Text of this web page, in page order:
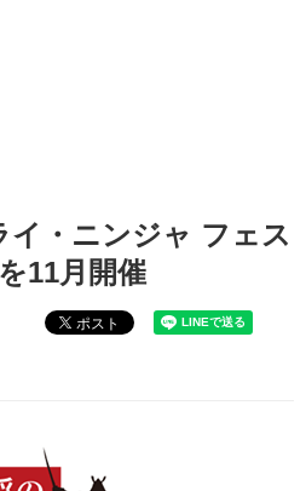
サムライ・ニンジャ フェスティバル
イ・ニンジャ フェス
11月開催
ポスト